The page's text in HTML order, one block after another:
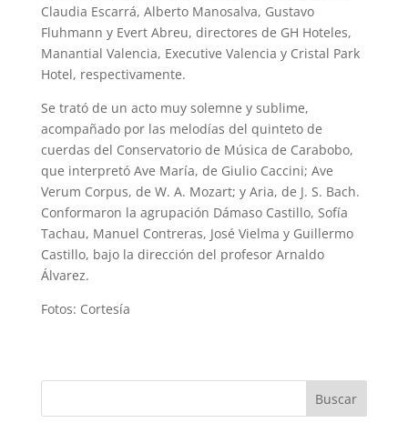
Claudia Escarrá, Alberto Manosalva, Gustavo
Fluhmann y Evert Abreu, directores de GH Hoteles,
Manantial Valencia, Executive Valencia y Cristal Park
Hotel, respectivamente.
Se trató de un acto muy solemne y sublime,
acompañado por las melodías del quinteto de
cuerdas del Conservatorio de Música de Carabobo,
que interpretó Ave María, de Giulio Caccini; Ave
Verum Corpus, de W. A. Mozart; y Aria, de J. S. Bach.
Conformaron la agrupación Dámaso Castillo, Sofía
Tachau, Manuel Contreras, José Vielma y Guillermo
Castillo, bajo la dirección del profesor Arnaldo
Álvarez.
Fotos: Cortesía
Buscar